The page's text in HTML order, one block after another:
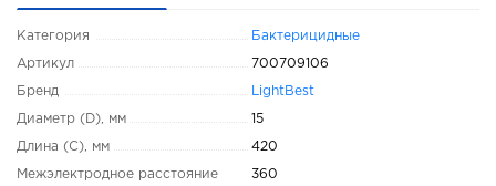
Категория Бактерицидные
Артикул 700709106
Бренд LightBest
Диаметр (D), мм 15
Длина (C), мм 420
Межэлектродное расстояние
360